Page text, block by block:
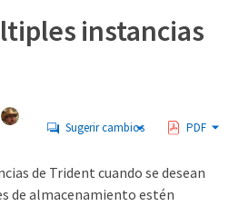
instancias
Sugerir cambios PDF
de Trident cuando se desean
de almacenamiento estén